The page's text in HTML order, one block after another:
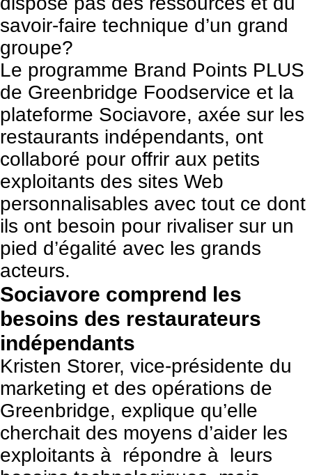
savoir-faire technique d’un grand
groupe?
Le programme Brand Points PLUS
de Greenbridge Foodservice et la
plateforme Sociavore, axée sur les
restaurants indépendants, ont
collaboré pour offrir aux petits
exploitants des sites Web
personnalisables avec tout ce dont
ils ont besoin pour rivaliser sur un
pied d’égalité avec les grands
acteurs.
Sociavore comprend les
besoins des restaurateurs
indépendants
Kristen Storer, vice-présidente du
marketing et des opérations de
Greenbridge, explique qu’elle
cherchait des moyens d’aider les
exploitants à répondre à leurs